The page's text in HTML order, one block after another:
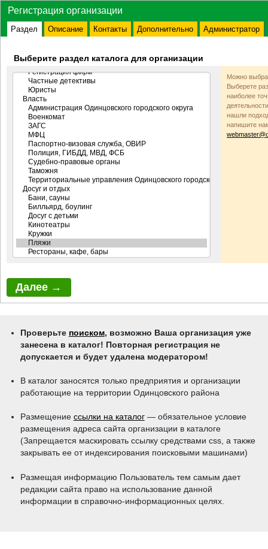
Регистрация организации
Раздел Описание Контакты Дополнительно Администратор
Выберите раздел каталога для организации
Можно
Выберете
наиболее
нашли
напишите
Проверьте поиском, возможно Ваша организация уже
занесена в каталог! Повторная регистрация не
допускается и будет удалена модератором!
В каталог заносятся только предприятия и организации
работающие на территории Одинцовского района
Размещение ссылки на каталог— обязательное условие
размещения адреса сайта организации в каталоге
(Запрещается маскировать ссылку средствами css, a также
закрывать ее от индексирования поисковыми машинами)
Размещая информацию Пользователь тем самым дает
редакции сайта право на использование данной
информации в справочно-информационных целях.